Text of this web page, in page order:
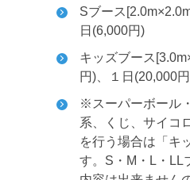
Sブース
日(6,000円)
キッズブース
円)、１日(20,000
※スーパーボール
系、くじ、サイコ
を行う場合は「キ
す。S・M・L・LL